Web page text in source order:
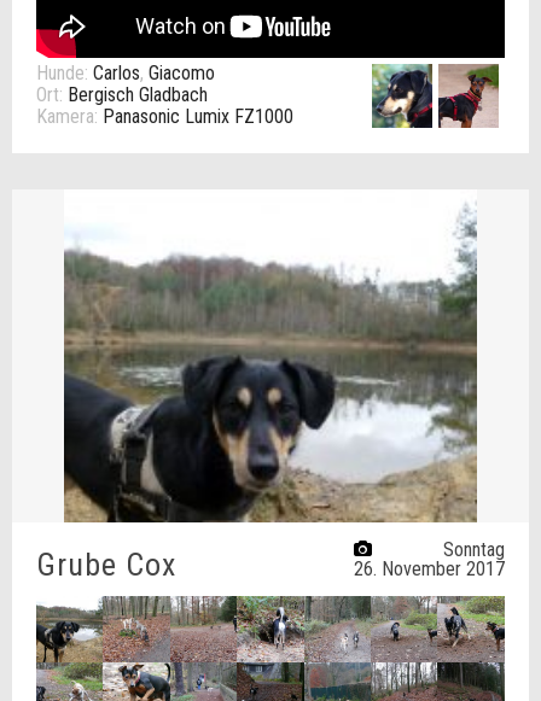
Hunde: Carlos, Giacomo
Ort: Bergisch Gladbach
Kamera: Panasonic Lumix FZ1000
Sonntag
26. November 2017
Grube Cox